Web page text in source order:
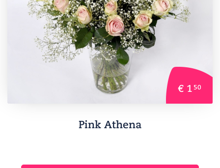
€ 1 50
Pink Athena